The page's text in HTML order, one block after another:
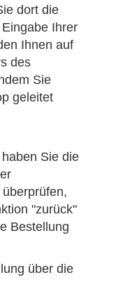
dort die
Ihrer
Ihnen auf
des
Sie
geleitet
Sie die
"zurück"
Bestellung
über die